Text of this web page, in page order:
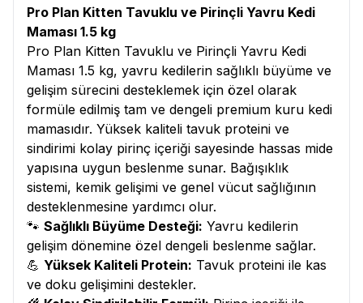
Pro Plan Kitten Tavuklu ve Pirinçli Yavru Kedi
Maması 1.5 kg
Pro Plan Kitten Tavuklu ve Pirinçli Yavru Kedi
Maması 1.5 kg, yavru kedilerin sağlıklı büyüme ve
gelişim sürecini desteklemek için özel olarak
formüle edilmiş tam ve dengeli premium kuru kedi
mamasıdır. Yüksek kaliteli tavuk proteini ve
sindirimi kolay pirinç içeriği sayesinde hassas mide
yapısına uygun beslenme sunar. Bağışıklık
sistemi, kemik gelişimi ve genel vücut sağlığının
desteklenmesine yardımcı olur.
🐾 Sağlıklı Büyüme Desteği: Yavru kedilerin
gelişim dönemine özel dengeli beslenme sağlar.
💪 Yüksek Kaliteli Protein: Tavuk proteini ile kas
ve doku gelişimini destekler.